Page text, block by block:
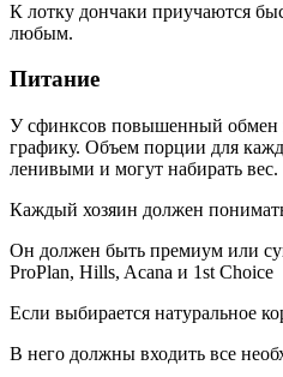
К лотку дончаки приучаются
любым.
Питание
У сфинксов повышенный обмен
графику. Объем порции для
ленивыми и могут набирать вес.
Каждый хозяин должен
Он должен быть премиум или
ProPlan, Hills, Acana и 1st Choice
Если выбирается натуральное
В него должны входить все